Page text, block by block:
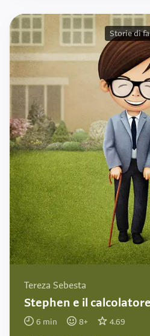
Tereza Sebesta
Stephen e il calcolatore
6 min 8+ 4.69
Storie di